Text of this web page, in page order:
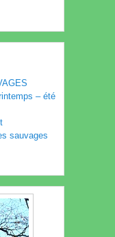
– été
sauvages